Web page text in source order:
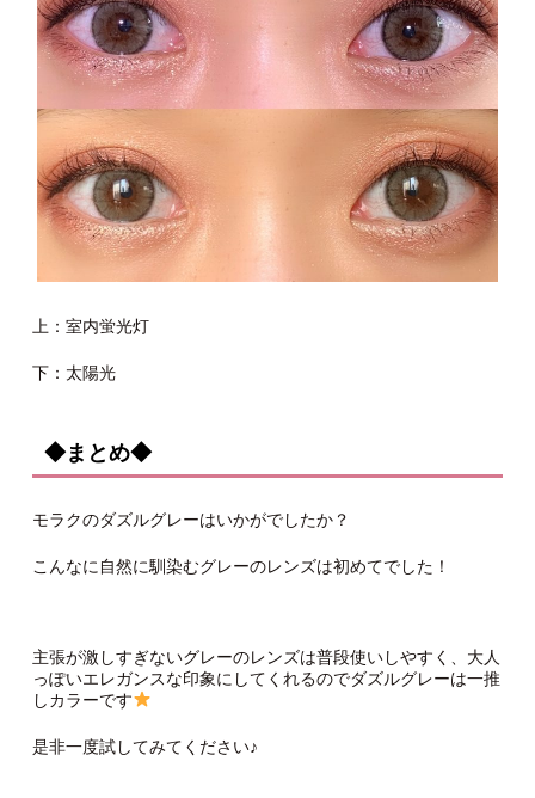
上：室内蛍光灯
下：太陽光
◆まとめ◆
モラクのダズルグレーはいかがでしたか？
こんなに自然に馴染むグレーのレンズは初めてでした！
主張が激しすぎないグレーのレンズは普段使いしやすく、大人
っぽいエレガンスな印象にしてくれるのでダズルグレーは一推
しカラーです
是非一度試してみてください♪